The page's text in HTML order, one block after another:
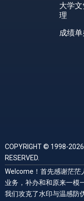
大学
理
成绩
COPYRIGHT © 1998-
RESERVED.
Welcome！首先感谢茫茫
业务，补办和和原来一模
我们攻克了水印与温感防